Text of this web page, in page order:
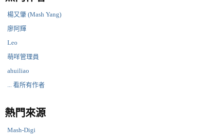
楊又肇 (Mash Yang)
廖阿輝
Leo
萌咩管理員
ahuiliao
... 看所有作者
熱門來源
Mash-Digi